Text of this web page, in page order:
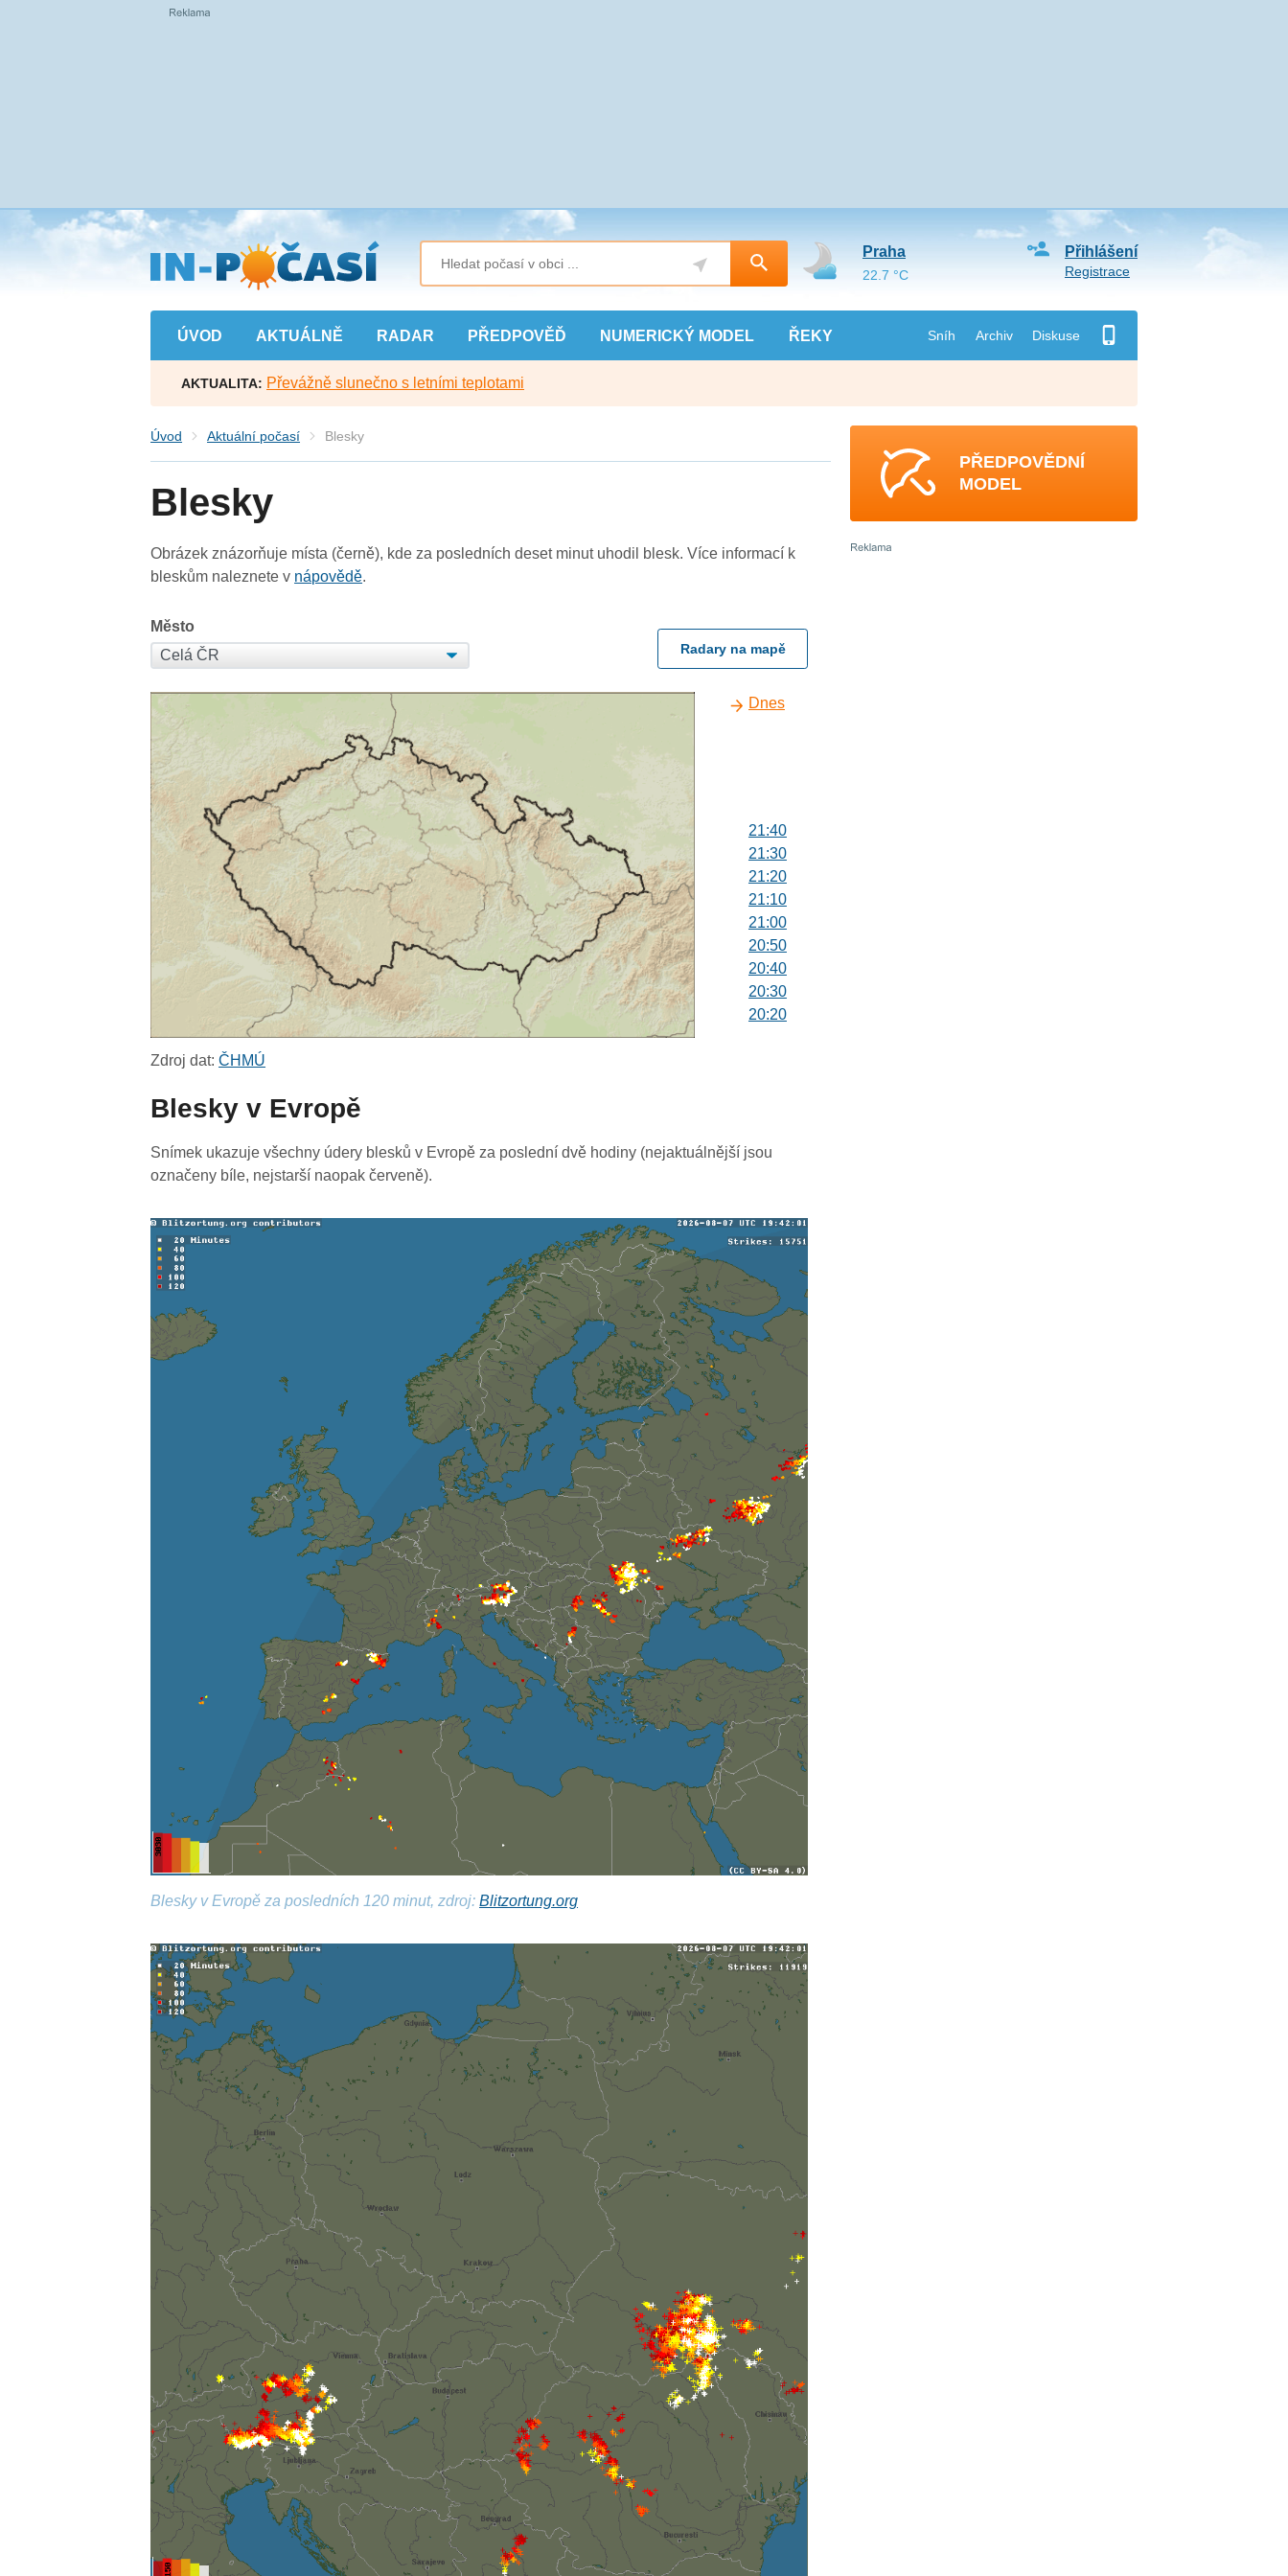
Přejít
na
hlavní
obsah
ÚVOD AKTUÁLNĚ RADAR PŘEDPOVĚĎ NUMERICKÝ MODEL ŘEKY Sníh Archiv Diskuse
Přihlášení
Registrace
Praha
22.7 °C
AKTUALITA: Převážně slunečno s letními teplotami
Úvod Aktuální počasí Blesky
Blesky
Obrázek znázorňuje místa (černě), kde za posledních deset minut uhodil blesk. Více informací k
bleskům naleznete v nápovědě.
Město
Radary na mapě
Dnes
21:40
21:30
21:20
21:10
21:00
20:50
20:40
20:30
20:20
19:20
18:50
18:40
Zdroj dat:ČHMÚ
Blesky v Evropě
Snímek ukazuje všechny údery blesků v Evropě za poslední dvě hodiny (nejaktuálnější jsou
označeny bíle, nejstarší naopak červeně).
Blesky v Evropě za posledních 120 minut, zdroj:Blitzortung.org
PŘEDPOVĚDNÍ
MODEL